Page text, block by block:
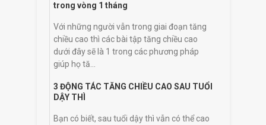
trong vòng 1 tháng
Với những người vẫn trong giai đoạn tăng
chiều cao thì các bài tập tăng chiều cao
dưới đây sẽ là 1 trong các phương pháp
giúp họ tă...
3 ĐỘNG TÁC TĂNG CHIỀU CAO SAU TUỔI
DẬY THÌ
Bạn có biết, sau tuổi dậy thì vẫn có thể cao